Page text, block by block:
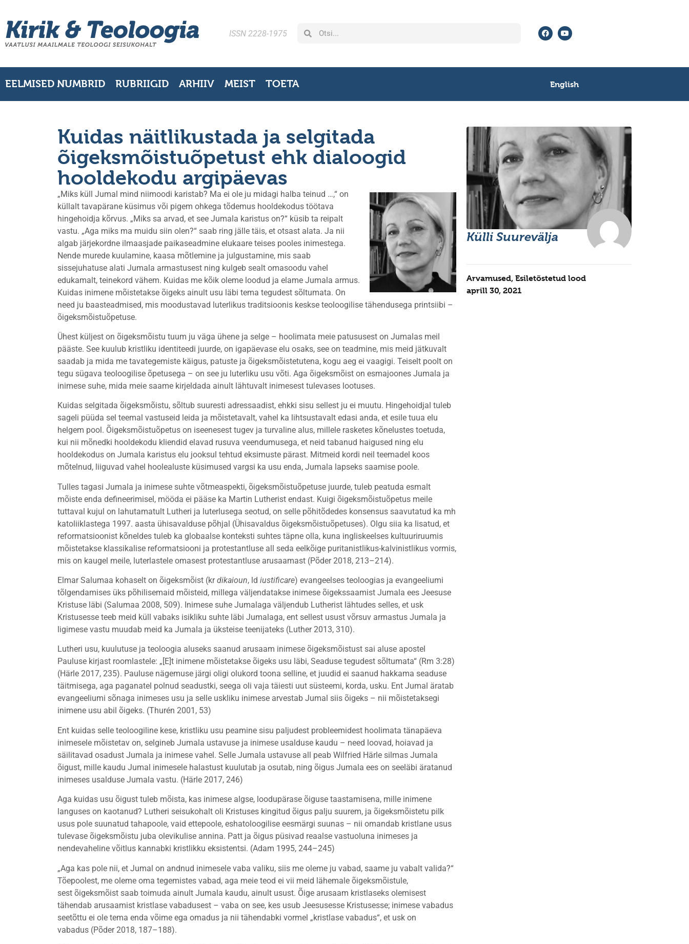
ISSN 2228-1975
EELMISED NUMBRID RUBRIIGID ARHIIV MEIST TOETA English
Kuidas näitlikustada ja selgitada
õigeksmõistuõpetust ehk dialoogid
hooldekodu argipäevas
„Miks küll Jumal mind niimoodi karistab? Ma ei ole ju midagi halba teinud …,“ on
küllalt tavapärane küsimus või pigem ohkega tõdemus hooldekodus töötava
hingehoidja kõrvus. „Miks sa arvad, et see Jumala karistus on?“ küsib ta reipalt
vastu. „Aga miks ma muidu siin olen?“ saab ring jälle täis, et otsast alata. Ja nii
algab järjekordne ilmaasjade paikaseadmine elukaare teises pooles inimestega.
Nende murede kuulamine, kaasa mõtlemine ja julgustamine, mis saab
sissejuhatuse alati Jumala armastusest ning kulgeb sealt omasoodu vahel
edukamalt, teinekord vähem. Kuidas me kõik oleme loodud ja elame Jumala armus.
Kuidas inimene mõistetakse õigeks ainult usu läbi tema tegudest sõltumata. On
need ju baasteadmised, mis moodustavad luterlikus traditsioonis keskse teoloogilise tähendusega printsiibi –
õigeksmõistuõpetuse.
Ühest küljest on õigeksmõistu tuum ju väga ühene ja selge – hoolimata meie patususest on Jumalas meil
pääste. See kuulub kristliku identiteedi juurde, on igapäevase elu osaks, see on teadmine, mis meid jätkuvalt
saadab ja mida me tavategemiste käigus, patuste ja õigeksmõistetutena, kogu aeg ei vaagigi. Teiselt poolt on
tegu sügava teoloogilise õpetusega – on see ju luterliku usu võti. Aga õigeksmõist on esmajoones Jumala ja
inimese suhe, mida meie saame kirjeldada ainult lähtuvalt inimesest tulevases lootuses.
Kuidas selgitada õigeksmõistu, sõltub suuresti adressaadist, ehkki sisu sellest ju ei muutu. Hingehoidjal tuleb
sageli püüda sel teemal vastuseid leida ja mõistetavalt, vahel ka lihtsustavalt edasi anda, et esile tuua elu
helgem pool. Õigeksmõistuõpetus on iseenesest tugev ja turvaline alus, millele rasketes kõnelustes toetuda,
kui nii mõnedki hooldekodu kliendid elavad rusuva veendumusega, et neid tabanud haigused ning elu
hooldekodus on Jumala karistus elu jooksul tehtud eksimuste pärast. Mitmeid kordi neil teemadel koos
mõtelnud, liiguvad vahel hoolealuste küsimused vargsi ka usu enda, Jumala lapseks saamise poole.
Tulles tagasi Jumala ja inimese suhte võtmeaspekti, õigeksmõistuõpetuse juurde, tuleb peatuda esmalt
mõiste enda defineerimisel, mööda ei pääse ka Martin Lutherist endast. Kuigi õigeksmõistuõpetus meile
tuttaval kujul on lahutamatult Lutheri ja luterlusega seotud, on selle põhitõdedes konsensus saavutatud ka mh
katoliiklastega 1997. aasta ühisavalduse põhjal (Ühisavaldus õigeksmõistuõpetuses). Olgu siia ka lisatud, et
reformatsioonist kõneldes tuleb ka globaalse konteksti suhtes täpne olla, kuna ingliskeelses kultuuriruumis
mõistetakse klassikalise reformatsiooni ja protestantluse all seda eelkõige puritanistlikus-kalvinistlikus vormis,
mis on kaugel meile, luterlastele omasest protestantluse arusaamast (Põder 2018, 213–214).
Elmar Salumaa kohaselt on õigeksmõist (krdikaioun, ld iustificare) evangeelses teoloogias ja evangeeliumi
tõlgendamises üks põhilisemaid mõisteid, millega väljendatakse inimese õigekssaamist Jumala ees Jeesuse
Kristuse läbi (Salumaa 2008, 509). Inimese suhe Jumalaga väljendub Lutherist lähtudes selles, et usk
Kristusesse teeb meid küll vabaks isikliku suhte läbi Jumalaga, ent sellest usust võrsuv armastus Jumala ja
ligimese vastu muudab meid ka Jumala ja üksteise teenijateks (Luther 2013, 310).
Lutheri usu, kuulutuse ja teoloogia aluseks saanud arusaam inimese õigeksmõistust sai aluse apostel
Pauluse kirjast roomlastele: „[E]t inimene mõistetakse õigeks usu läbi, Seaduse tegudest sõltumata“ (Rm 3:28)
(Härle 2017, 235). Pauluse nägemuse järgi oligi olukord toona selline, et juudid ei saanud hakkama seaduse
täitmisega, aga paganatel polnud seadustki, seega oli vaja täiesti uut süsteemi, korda, usku. Ent Jumal äratab
evangeeliumi sõnaga inimeses usu ja selle uskliku inimese arvestab Jumal siis õigeks – nii mõistetaksegi
inimene usu abil õigeks. (Thurén 2001, 53)
Ent kuidas selle teoloogiline kese, kristliku usu peamine sisu paljudest probleemidest hoolimata tänapäeva
inimesele mõistetav on, selgineb Jumala ustavuse ja inimese usalduse kaudu – need loovad, hoiavad ja
säilitavad osadust Jumala ja inimese vahel. Selle Jumala ustavuse all peab Wilfried Härle silmas Jumala
õigust, mille kaudu Jumal inimesele halastust kuulutab ja osutab, ning õigus Jumala ees on seeläbi äratanud
inimeses usalduse Jumala vastu. (Härle 2017, 246)
Aga kuidas usu õigust tuleb mõista, kas inimese algse, loodupärase õiguse taastamisena, mille inimene
languses on kaotanud? Lutheri seisukohalt oli Kristuses kingitud õigus palju suurem, ja õigeksmõistetu pilk
usus pole suunatud tahapoole, vaid ettepoole, eshatoloogilise eesmärgi suunas – nii omandab kristlane usus
tulevase õigeksmõistu juba olevikulise annina. Patt ja õigus püsivad reaalse vastuoluna inimeses ja
nendevaheline võitlus kannabki kristlikku eksistentsi. (Adam 1995, 244–245)
„Aga kas pole nii, et Jumal on andnud inimesele vaba valiku, siis me oleme ju vabad, saame ju vabalt valida?“
Tõepoolest, me oleme oma tegemistes vabad, aga meie teod ei vii meid lähemale õigeksmõistule,
sest õigeksmõist saab toimuda ainult Jumala kaudu, ainult usust. Õige arusaam kristlaseks olemisest
tähendab arusaamist kristlase vabadusest – vaba on see, kes usub Jeesusesse Kristusesse; inimese vabadus
seetõttu ei ole tema enda võime ega omadus ja nii tähendabki vormel „kristlase vabadus“, et usk on
vabadus (Põder 2018, 187–188).
Külli Suurevälja
Arvamused, Esiletõstetud lood
aprill 30, 2021